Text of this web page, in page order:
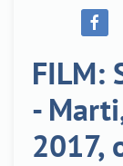
FILM:
-
2017,